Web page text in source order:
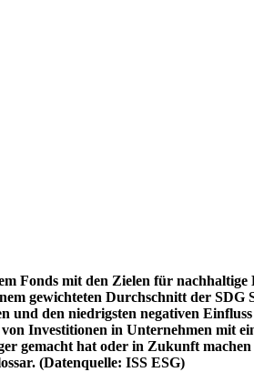
Fonds mit den Zielen für
gewichteten Durchschnitt der
den niedrigsten negativen
Investitionen in Unternehmen mit
gemacht hat oder in Zukunft
(Datenquelle: ISS ESG)